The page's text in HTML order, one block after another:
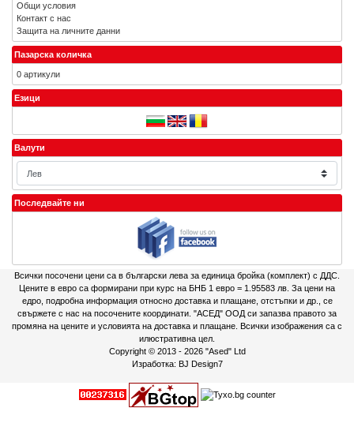
Общи условия
Контакт с нас
Защита на личните данни
Пазарска количка
0 артикули
Езици
Валути
Последвайте ни
Всички посочени цени са в български лева за единица бройка (комплект) с ДДС.
Цените в евро са формирани при курс на БНБ 1 евро = 1.95583 лв. За цени на
едро, подробна информация относно доставка и плащане, отстъпки и др., се
свържете с нас на посочените координати. "АСЕД" ООД си запазва правото за
промяна на цените и условията на доставка и плащане. Всички изображения са с
илюстративна цел.
Copyright © 2013 - 2026 "Ased" Ltd
Изработка: BJ Design7